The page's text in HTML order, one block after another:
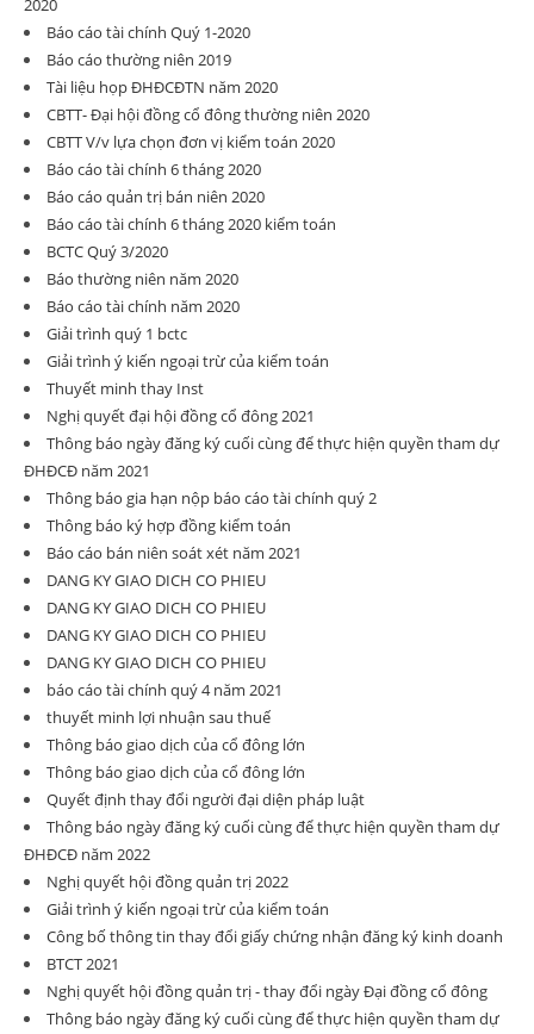
2020
Báo cáo tài chính Quý 1-2020
Báo cáo thường niên 2019
Tài liệu họp ĐHĐCĐTN năm 2020
CBTT- Đại hội đồng cổ đông thường niên 2020
CBTT V/v lựa chọn đơn vị kiểm toán 2020
Báo cáo tài chính 6 tháng 2020
Báo cáo quản trị bán niên 2020
Báo cáo tài chính 6 tháng 2020 kiểm toán
BCTC Quý 3/2020
Báo thường niên năm 2020
Báo cáo tài chính năm 2020
Giải trình quý 1 bctc
Giải trình ý kiến ngoại trừ của kiểm toán
Thuyết minh thay Inst
Nghị quyết đại hội đồng cổ đông 2021
Thông báo ngày đăng ký cuối cùng để thực hiện quyền tham dự
ĐHĐCĐ năm 2021
Thông báo gia hạn nộp báo cáo tài chính quý 2
Thông báo ký hợp đồng kiểm toán
Báo cáo bán niên soát xét năm 2021
DANG KY GIAO DICH CO PHIEU
DANG KY GIAO DICH CO PHIEU
DANG KY GIAO DICH CO PHIEU
DANG KY GIAO DICH CO PHIEU
báo cáo tài chính quý 4 năm 2021
thuyết minh lợi nhuận sau thuế
Thông báo giao dịch của cổ đông lớn
Thông báo giao dịch của cổ đông lớn
Quyết định thay đổi người đại diện pháp luật
Thông báo ngày đăng ký cuối cùng để thực hiện quyền tham dự
ĐHĐCĐ năm 2022
Nghị quyết hội đồng quản trị 2022
Giải trình ý kiến ngoại trừ của kiểm toán
Công bố thông tin thay đổi giấy chứng nhận đăng ký kinh doanh
BTCT 2021
Nghị quyết hội đồng quản trị - thay đổi ngày Đại đồng cổ đông
Thông báo ngày đăng ký cuối cùng để thực hiện quyền tham dự